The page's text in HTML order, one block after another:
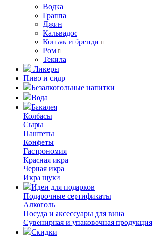
Водка
Граппа
Джин
Кальвадос
Коньяк и бренди
Ром
Текила
Ликеры
Пиво и сидр
Безалкогольные напитки
Вода
Бакалея
Колбасы
Сыры
Паштеты
Конфеты
Гастрономия
Красная икра
Черная икра
Икра щуки
Идеи для подарков
Подарочные сертификаты
Алкоголь
Посуда и аксессуары для вина
Сувенирная и упаковочная продукция
Скидки